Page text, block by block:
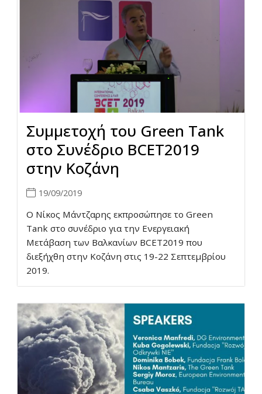
Συμμετοχή του Green Tank
στο Συνέδριο ΒCET2019
στην Κοζάνη
19/09/2019
O Νίκος Μάντζαρης εκπροσώπησε το Green
Tank στο συνέδριο για την Ενεργειακή
Μετάβαση των Βαλκανίων BCET2019 που
διεξήχθη στην Κοζάνη στις 19-22 Σεπτεμβρίου
2019.